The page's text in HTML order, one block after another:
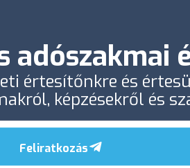
adószakmai
értesítőnkre és
képzésekről és
Feliratkozás